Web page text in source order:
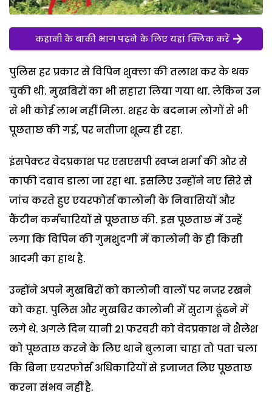
कहानी के बाकी भाग पढ़ने के लिए यहां क्लिक करें
पुलिस हर प्रकार से विपिन शुक्ला की तलाश कर के थक
चुकी थी. मुखबिरों का भी सहारा लिया गया था. लेकिन उन
से भी कोई लाभ नहीं मिला. शहर के बदनाम लोगों से भी
पूछताछ की गई, पर नतीजा शून्य ही रहा.
इंसपेक्टर वेदप्रकाश पर एसएसपी स्वप्न शर्मा की ओर से
काफी दबाव डाला जा रहा था. इसलिए उन्होंने नए सिरे से
जांच करते हुए एयरफोर्स कालोनी के निवासियों और
कैंटीन कर्मचारियों से पूछताछ की. इस पूछताछ में उन्हें
लगा कि विपिन की गुमशुदगी में कालोनी के ही किसी
आदमी का हाथ है.
उन्होंने अपने मुखबिरों को कालोनी वालों पर नजर रखने
को कहा. पुलिस और मुखबिर कालोनी में सुराग ढूंढने में
लगे थे. अगले दिन यानी 21 फरवरी को वेदप्रकाश ने शैलेश
को पूछताछ करने के लिए थाने बुलाना चाहा तो पता चला
कि बिना एयरफोर्स अधिकारियों से इजाजत लिए पूछताछ
करना संभव नहीं है.